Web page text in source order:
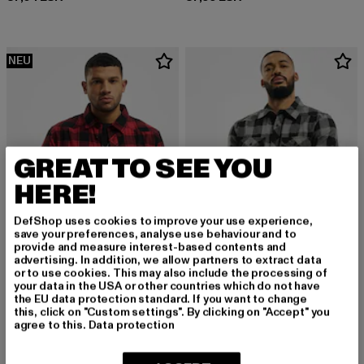
NEU
BRANDIT
Check
37,99 EUR
Derzeitiger Preis: 37,99 EUR
BRANDIT
Check
37,99 EUR
Derzeitiger Preis: 37,99 EUR
GREAT TO SEE YOU
HERE!
DefShop uses cookies to improve your use experience,
save your preferences, analyse use behaviour and to
provide and measure interest-based contents and
advertising. In addition, we allow partners to extract data
or to use cookies. This may also include the processing of
your data in the USA or other countries which do not have
the EU data protection standard. If you want to change
this, click on "Custom settings". By clicking on "Accept" you
agree to this. Data protection